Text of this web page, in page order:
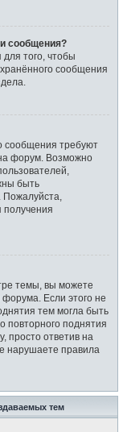
сообщения?
того, чтобы
сообщения
сообщения требуют
форум. Возможно
быть
получения
темы, вы можете
Если этого не
тем могла быть
повторного поднятия
просто ответив на
нарушаете правила
тем